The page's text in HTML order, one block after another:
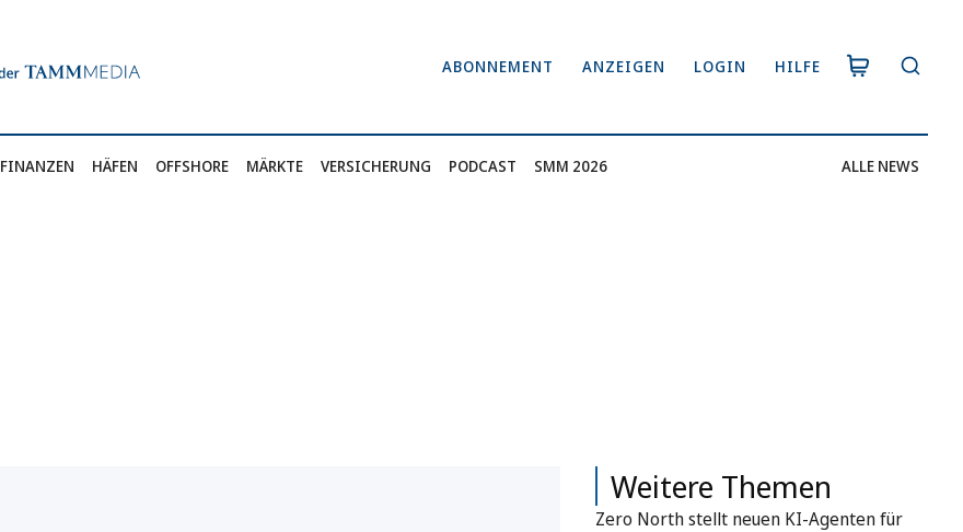
ABONNEMENT ANZEIGEN LOGIN HILFE
FINANZEN HÄFEN OFFSHORE MÄRKTE VERSICHERUNG PODCAST SMM 2026 ALLE NEWS
Weitere Themen
Zero North stellt neuen KI-Agenten für